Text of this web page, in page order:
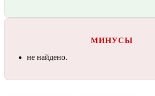
МИНУСЫ
не найдено.